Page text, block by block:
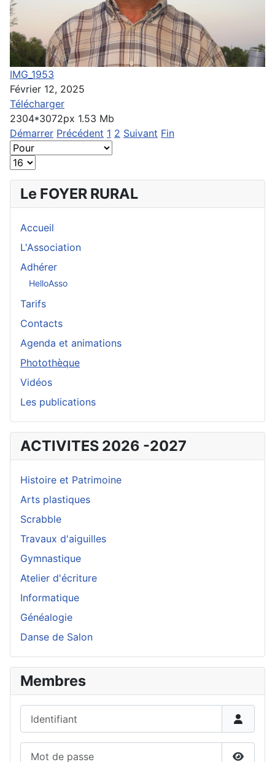
IMG_1953
Février 12, 2025
Télécharger
2304*3072px 1.53 Mb
Démarrer Précédent 1 2 Suivant Fin
Le FOYER RURAL
Accueil
L'Association
Adhérer
HelloAsso
Tarifs
Contacts
Agenda et animations
Photothèque
Vidéos
Les publications
ACTIVITES 2026 -2027
Histoire et Patrimoine
Arts plastiques
Scrabble
Travaux d'aiguilles
Gymnastique
Atelier d'écriture
Informatique
Généalogie
Danse de Salon
Membres